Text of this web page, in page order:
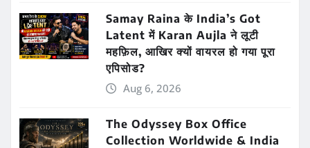
Samay Raina के India’s Got
Latent में Karan Aujla ने लूटी
महफ़िल, आखिर क्यों वायरल हो गया पूरा
एपिसोड?
Aug 6, 2026
The Odyssey Box Office
Collection Worldwide & India